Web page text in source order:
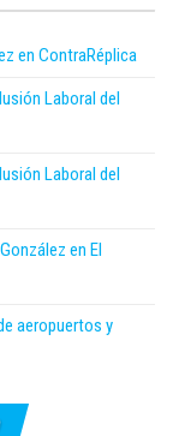
en ContraRéplica
Laboral del
Laboral del
en El
aeropuertos y